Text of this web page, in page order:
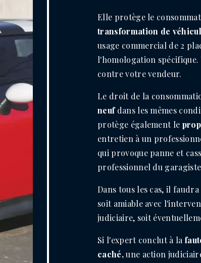
Elle protège le
transformation de
usage commercial de 2
l'homologation spécifique.
contre votre vendeur.
Le droit de la
neufdans les mêmes
protège également le
entretien à un
qui provoque panne et
professionnel du
Dans tous les cas, il
soit amiable avec
judiciaire, soit
Si l'expert conclut à la
caché,une action